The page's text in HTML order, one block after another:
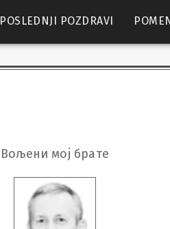
POSLEDNJI POZDRAVI
Вољени мој брате